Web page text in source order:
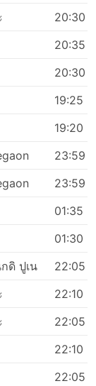
20:30
20:35
20:30
19:25
19:20
23:59
23:59
01:35
01:30
ดิ ปูเน
22:05
22:10
22:05
22:10
22:05